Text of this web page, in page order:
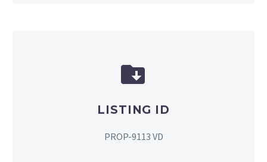


LISTING ID
PROP-9113 VD